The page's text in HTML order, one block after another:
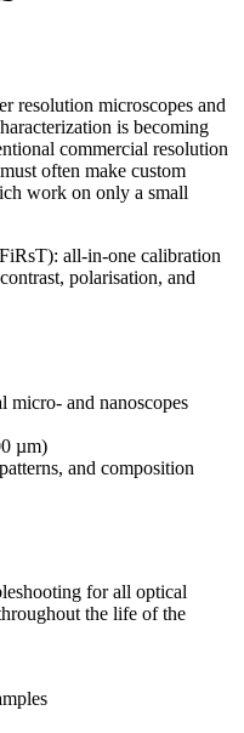
resolution microscopes and
is becoming
commercial resolution
often make custom
work on only a small
all-in-one calibration
polarisation, and
micro- and nanoscopes
µm)
and composition
for all optical
the life of the